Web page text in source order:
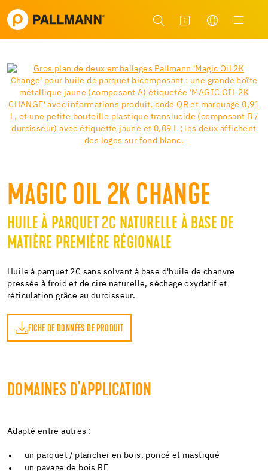
MAGIC OIL 2K CHANGE
HUILE À PARQUET 2C NATURELLE À BASE DE
MATIÈRE PREMIÈRE RÉGIONALE
Huile à parquet 2C sans solvant à base d'huile de chanvre
pressée à froid et de cire naturelle, séchage oxydatif et
réticulation grâce au durcisseur.
FICHE DE DONNÉES DE PRODUIT
DOMAINES D'APPLICATION
Adapté entre autres :
un parquet / plancher en bois, poncé et mastiqué
un pavage de bois RE